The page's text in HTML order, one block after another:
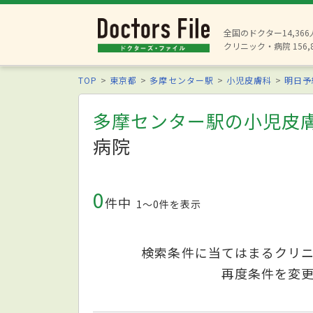
全国のドクター14,366
クリニック・病院
TOP 東京都 多摩センター駅 小児皮膚科 明日
多摩センター駅の小児皮
病院
0件中 1〜0件を表示
検索条件に当てはまるクリ
再度条件を変